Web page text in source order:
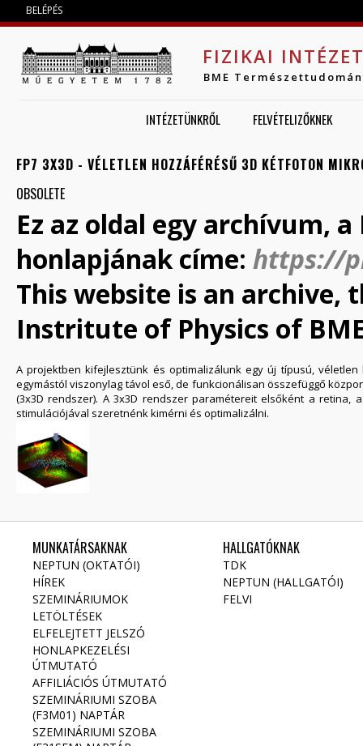
BELÉPÉS
FIZIKAI
BME
INTÉZETÜNKRŐL FELVÉTELIZŐKNEK
FP7 3X3D - VÉLETLEN HOZZÁFÉRÉSŰ 3D KÉTFOTON
OBSOLETE
Ez az oldal egy archívum,
honlapjának címe: https://
This website is an archive,
Instritute of Physics of
A projektben kifejlesztünk és optimalizálunk egy új típusú,
egymástól viszonylag távol eső, de funkcionálisan összefüggő
(3x3D rendszer). A 3x3D rendszer paramétereit elsőként a
stimulációjával szeretnénk kimérni és optimalizálni.
MUNKATÁRSAKNAK
NEPTUN (OKTATÓI)
HÍREK
SZEMINÁRIUMOK
LETÖLTÉSEK
ELFELEJTETT JELSZÓ
HONLAPKEZELÉSI
ÚTMUTATÓ
AFFILIÁCIÓS ÚTMUTATÓ
SZEMINÁRIUMI SZOBA
(F3M01) NAPTÁR
SZEMINÁRIUMI SZOBA
HALLGATÓKNAK
TDK
NEPTUN (HALLGATÓI)
FELVI